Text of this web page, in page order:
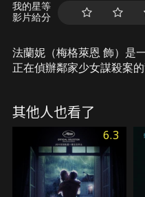
我的星等
影片給分
法蘭妮（梅格萊恩 飾）是
正在偵辦鄰家少女謀殺案
伊.....。
其他人也看了
6.3